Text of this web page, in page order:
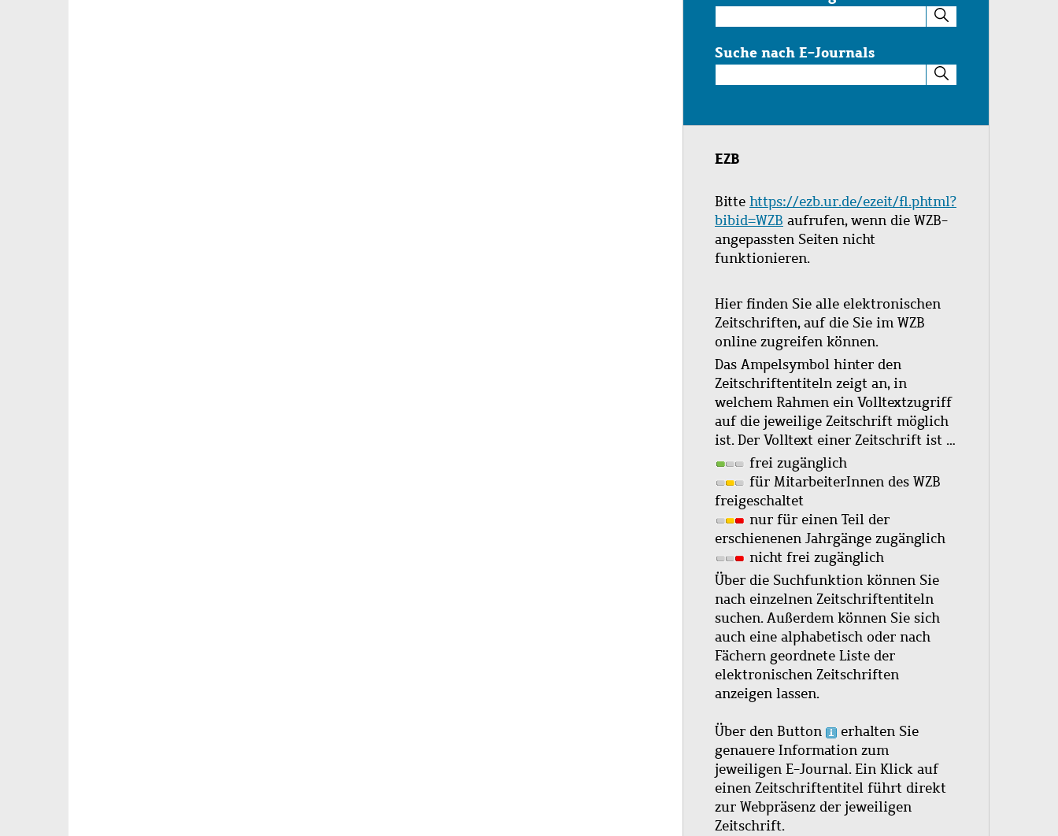
im
Katalog
Suche nach E-Journals
nach
Journals
EZB
Bitte https://ezb.ur.de/ezeit/fl.phtml?
bibid=WZB aufrufen, wenn die WZB-
angepassten Seiten nicht
funktionieren.
Hier finden Sie alle elektronischen
Zeitschriften, auf die Sie im WZB
online zugreifen können.
Das Ampelsymbol hinter den
Zeitschriftentiteln zeigt an, in
welchem Rahmen ein Volltextzugriff
auf die jeweilige Zeitschrift möglich
ist. Der Volltext einer Zeitschrift ist …
frei zugänglich
für MitarbeiterInnen des WZB
freigeschaltet
nur für einen Teil der
erschienenen Jahrgänge zugänglich
nicht frei zugänglich
Über die Suchfunktion können Sie
nach einzelnen Zeitschriftentiteln
suchen. Außerdem können Sie sich
auch eine alphabetisch oder nach
Fächern geordnete Liste der
elektronischen Zeitschriften
anzeigen lassen.
Über den Button
erhalten Sie
genauere Information zum
jeweiligen E-Journal. Ein Klick auf
einen Zeitschriftentitel führt direkt
zur Webpräsenz der jeweiligen
Zeitschrift.